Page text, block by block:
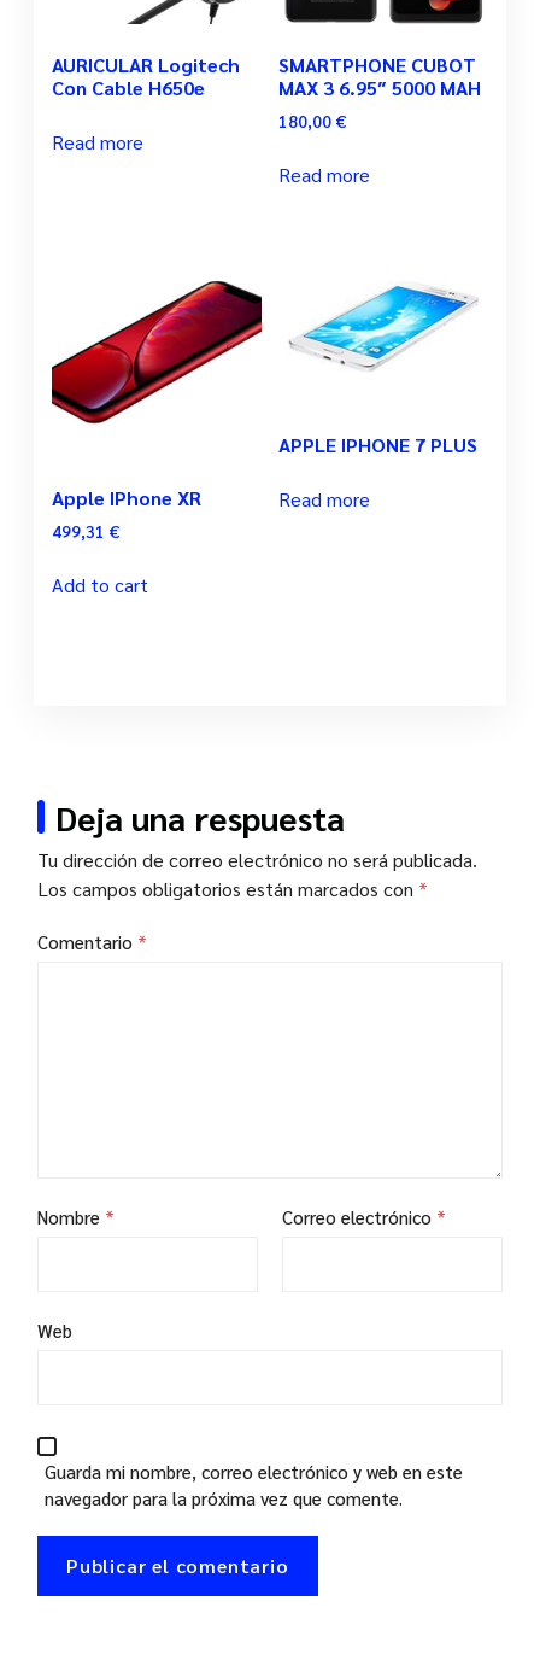
AURICULAR Logitech
Con Cable H650e
Read more
SMARTPHONE CUBOT
MAX 3 6.95″ 5000 MAH
180,00 €
Read more
Apple IPhone XR
499,31 €
Add to cart
APPLE IPHONE 7 PLUS
Read more
Deja una respuesta
Tu dirección de correo electrónico no será publicada.
Los campos obligatorios están marcados con *
Comentario *
Nombre * Correo electrónico *
Web
Guarda mi nombre, correo electrónico y web en este
navegador para la próxima vez que comente.